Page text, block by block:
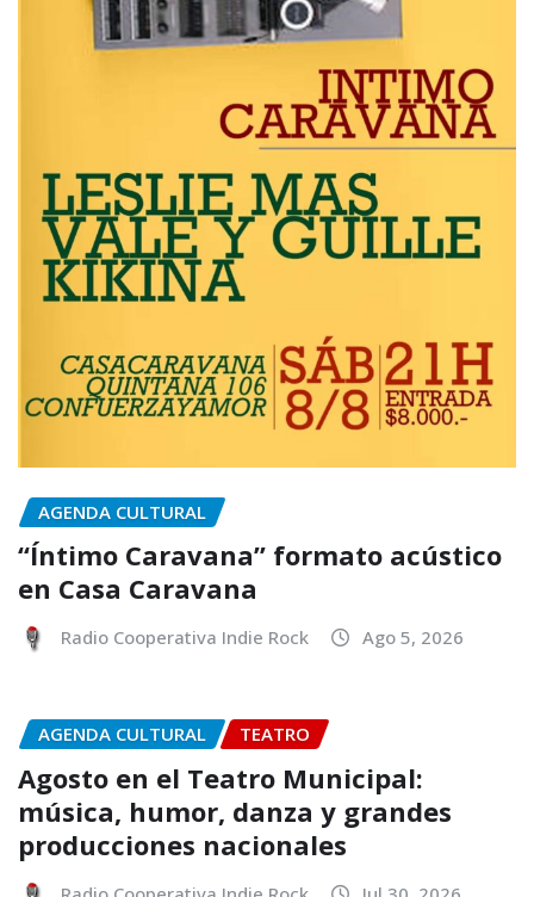
AGENDA CULTURAL
“Íntimo Caravana” formato acústico
en Casa Caravana
Radio Cooperativa Indie Rock Ago 5, 2026
AGENDA CULTURAL TEATRO
Agosto en el Teatro Municipal:
música, humor, danza y grandes
producciones nacionales